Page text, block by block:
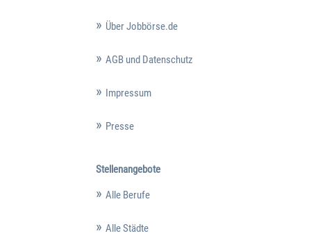
Über Jobbörse.de
AGB und Datenschutz
Impressum
Presse
Stellenangebote
Alle Berufe
Alle Städte